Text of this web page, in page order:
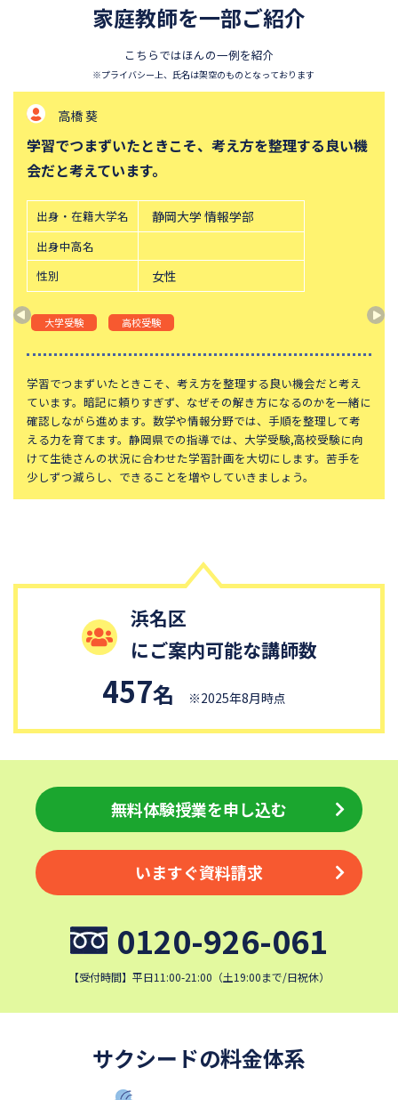
白百合学園中学校
サレジオ学院中学校
等部
帝塚山中学校
攻玉社中学校
東京都市大学付属中学校
三田国際科学学園中学校
高輪中学校
青山学院横浜英和中学校
中央大学附属横浜中学校
六甲学院中学校
学習院中等科
頌栄女子学院中学校
田園調布学園中等部
東山中学校
山手学院中学校
城北中学校
神奈川大学附属中学校
大宮開成中学校
法政大学第二中学校
品川女子学院中等部
東京都立桜修館中等教育学校
大妻中学校
滝中学校
土佐中学校
國學院大學久我山中学校
江戸川学園取手中学校
山脇学園中学校
大阪桐蔭中学校
東京都市大学等々力中学校
国府台女子学院中学部
獨協中学校
淑徳中学校
昭和女子大学附属昭和中学校
細田学園中学校
帝京大学中学校
同志社香里中学校
埼玉栄中学校
城北埼玉中学校
日本大学中学校
目黒日本大学中学校
関東学院中学校
帝塚山学院中学校
星野学園中学校
昭和学院中学校
東京女学館中学校
浜中学校
カリタス女子中学校
家庭教師を一部ご紹介
こちらではほんの一例を紹介
※プライバシー上、氏名は架空のものとなっております
高橋 葵
学習でつまずいたときこそ、考え方を整理する良い機
会だと考えています。
出身・在籍大学名 静岡大学 情報学部
出身中高名
性別
女性
大学受験 高校受験
学習でつまずいたときこそ、考え方を整理する良い機会だと考え
ています。暗記に頼りすぎず、なぜその解き方になるのかを一緒に
確認しながら進めます。数学や情報分野では、手順を整理して考
える力を育てます。静岡県での指導では、大学受験,高校受験に向
けて生徒さんの状況に合わせた学習計画を大切にします。苦手を
少しずつ減らし、できることを増やしていきましょう。
浜名区
にご案内可能な講師数
457名 ※2025年8月時点
無料体験授業を申し込む
いますぐ資料請求
0120-926-061
【受付時間】平日11:00-21:00（土19:00まで/日祝休）
サクシードの料金体系